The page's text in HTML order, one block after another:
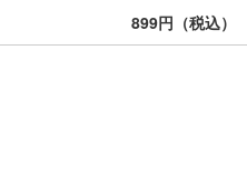
899円（税込）